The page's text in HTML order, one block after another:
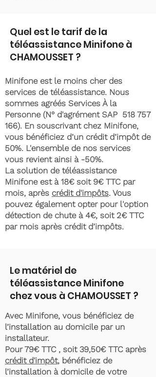
Quel est le tarif de la
téléassistance Minifone à
CHAMOUSSET ?
Minifone est le moins cher des
services de téléassistance. Nous
sommes agréés Services À la
Personne (N° d'agrément SAP 518 757
166). En souscrivant chez Minifone,
vous bénéficiez d’un crédit d’impôt de
50%. L'ensemble de nos services
vous revient ainsi à -50%.
La solution de téléassistance
Minifone est à 18€ soit 9€ TTC par
mois, après crédit d'impôts. Vous
pouvez également opter pour l'option
détection de chute à 4€, soit 2€ TTC
par mois après crédit d’impôts.
Le matériel de
téléassistance Minifone
chez vous à CHAMOUSSET ?
Avec Minifone, vous bénéficiez de
l’installation au domicile par un
installateur.
Pour 79€ TTC , soit 39,50€ TTC après
crédit d'impôt, bénéficiez de
l’installation à domicile de votre